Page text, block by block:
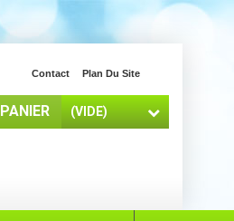
Contact Plan Du Site
PANIER (VIDE)